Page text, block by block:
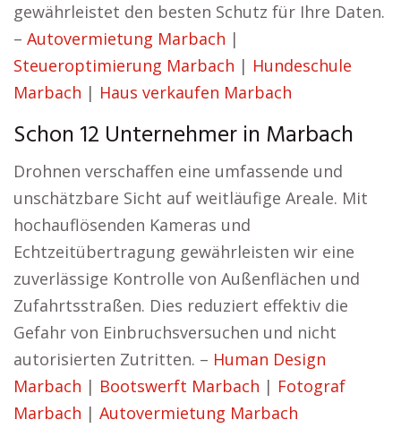
gewährleistet den besten Schutz für Ihre Daten.
– Autovermietung Marbach |
Steueroptimierung Marbach | Hundeschule
Marbach | Haus verkaufen Marbach
Schon 12 Unternehmer in Marbach
Drohnen verschaffen eine umfassende und
unschätzbare Sicht auf weitläufige Areale. Mit
hochauflösenden Kameras und
Echtzeitübertragung gewährleisten wir eine
zuverlässige Kontrolle von Außenflächen und
Zufahrtsstraßen. Dies reduziert effektiv die
Gefahr von Einbruchsversuchen und nicht
autorisierten Zutritten. – Human Design
Marbach | Bootswerft Marbach | Fotograf
Marbach | Autovermietung Marbach